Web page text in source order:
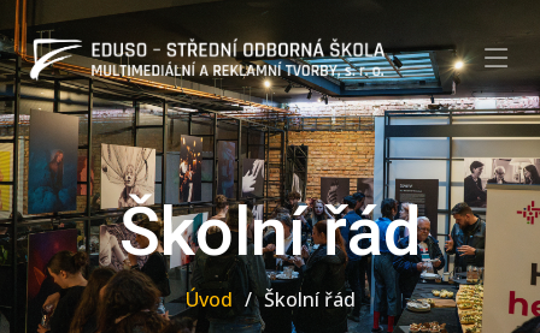
Školní řád
Úvod Školní řád